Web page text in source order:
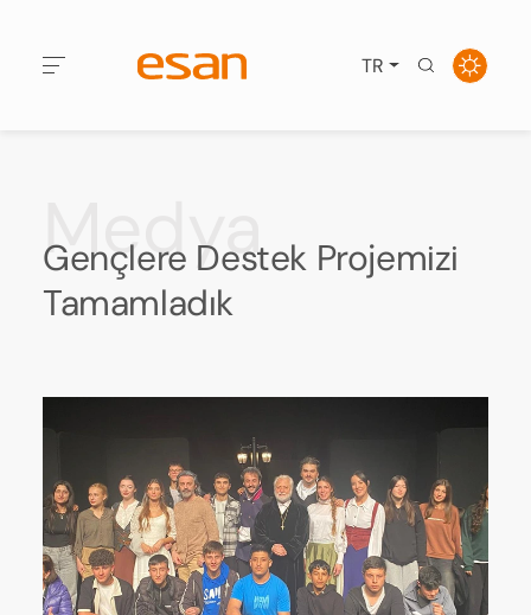
TR
Medya
Gençlere Destek Projemizi
Tamamladık